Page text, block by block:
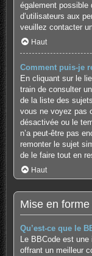
également possible
d’utilisateurs aux
veuillez contacter
Haut
Comment puis-je
En cliquant sur le
train de consulter
de la liste des
vous ne voyez pas
désactivée ou le
n’a peut-être pas
remonter le sujet
de le faire tout en
Haut
Mise en
Qu’est-ce que le
Le BBCode est
offrant un meilleur